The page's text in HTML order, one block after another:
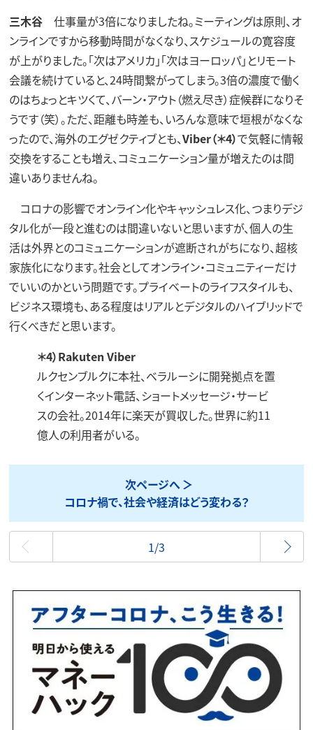
三木谷仕事量が3倍になりましたね。ミーティングは原則、オ
ンラインですから移動時間がなくなり、スケジュールの寛容度
が上がりました。「次はアメリカ」「次はヨーロッパ」とリモート
会議を続けていると、24時間繋がってしまう。3倍の濃度で働く
のはちょっとキツくて、バーン・アウト（燃え尽き）症候群になりそ
うです（笑）。ただ、距離も時差も、いろんな意味で垣根がなくな
ったので、海外のエグゼクティブとも、Viber（＊4）で気軽に情報
交換をすることも増え、コミュニケーション量が増えたのは間
違いありませんね。
コロナの影響でオンライン化やキャッシュレス化、つまりデジ
タル化が一段と進むのは間違いないと思いますが、個人の生
活は外界とのコミュニケーションが遮断されがちになり、超核
家族化になります。社会としてオンライン・コミュニティーだけ
でいいのかという問題です。プライベートのライフスタイルも、
ビジネス環境も、ある程度はリアルとデジタルのハイブリッドで
行くべきだと思います。
＊4）Rakuten Viber
ルクセンブルクに本社、ベラルーシに開発拠点を置
くインターネット電話、ショートメッセージ・サービ
スの会社。2014年に楽天が買収した。世界に約11
億人の利用者がいる。
次ページへ
コロナ禍で、社会や経済はどう変わる？
最初
1/3